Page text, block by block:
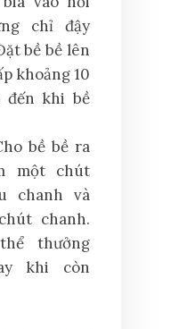
chỉ đậy
bề bề lên
khoảng 10
đến khi bề
bề bề ra
một chút
chanh và
chanh.
thưởng
khi còn